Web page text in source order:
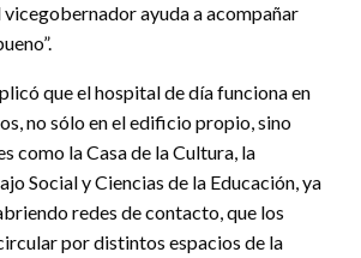
vicegobernador ayuda a acompañar
que el hospital de día funciona en
no sólo en el edificio propio, sino
como la Casa de la Cultura, la
Social y Ciencias de la Educación, ya
redes de contacto, que los
por distintos espacios de la